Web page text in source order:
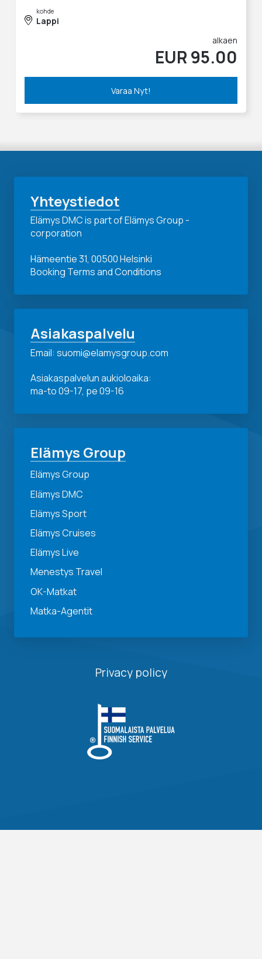
kohde
Lappi
alkaen
EUR 95.00
Varaa Nyt!
Yhteystiedot
Elämys DMC is part of Elämys Group -
corporation
Hämeentie 31, 00500 Helsinki
Booking Terms and Conditions
Asiakaspalvelu
Email: suomi@elamysgroup.com
Asiakaspalvelun aukioloaika:
ma-to 09-17, pe 09-16
Elämys Group
Elämys Group
Elämys DMC
Elämys Sport
Elämys Cruises
Elämys Live
Menestys Travel
OK-Matkat
Matka-Agentit
Privacy policy